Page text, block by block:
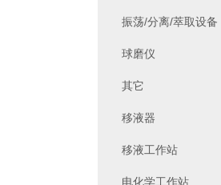
振荡/分离/萃取设备
球磨仪
其它
移液器
移液工作站
电化学工作站